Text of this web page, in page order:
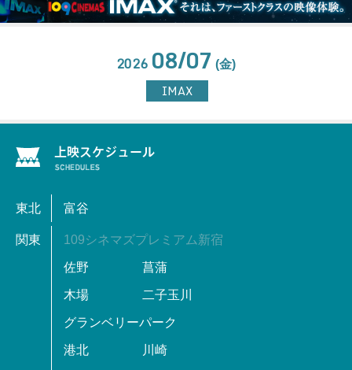
2026 08/07 (金)
IMAX
東北 富谷
関東 109シネマズプレミアム新宿
佐野 菖蒲
木場 二子玉川
グランベリーパーク
港北 川崎